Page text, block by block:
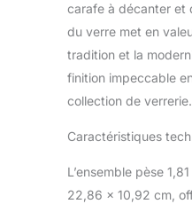
carafe à décanter et
du verre met en
tradition et la
finition impeccable
collection de verrerie.
Caractéristiques
L’ensemble pèse
22,86 x 10,92 cm,